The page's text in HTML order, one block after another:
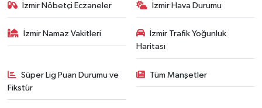
İzmir Nöbetçi Eczaneler İzmir Hava Durumu
İzmir Namaz Vakitleri
İzmir Trafik Yoğunluk
Haritası
Süper Lig Puan Durumu ve
Fikstür
Tüm Manşetler